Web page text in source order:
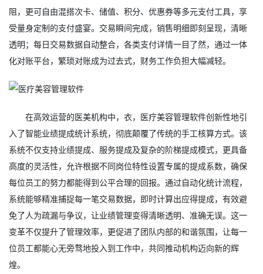
阻，更可自由混搭次卡、储值、积分、优惠券等多元支付工具，享
受量身定制的支付盛宴。交易瞬间完成，销售明细即刻呈现，清晰
透明；每日交易数据自动整合，各类支付详情一目了然，通过一体
化对账平台，繁琐对账成为过去式，财务工作负担大幅减轻。
在高效运营的医美机构中，衣，医疗美容管理软件创新性地引
入了智能业绩提成统计系统，彻底颠覆了传统的手工核算方式。该
系统不仅支持业绩提成、服务提成及复杂的阶梯提成模式，更具备
高度的灵活性，允许根据不同岗位特性设置专属的提成系数，确保
每位员工的努力都能得到公平合理的回报。通过自动化统计流程，
系统能够精准捕捉每一笔交易数据，即时计算出应得提成，有效避
免了人为疏漏与争议，让业绩管理变得清晰透明、准确无误。这一
变革不仅提升了管理效率，更促进了团队内部的和谐氛围，让每一
位员工都能心无旁骛地投入到工作中，共同推动机构迈向新的辉
煌。